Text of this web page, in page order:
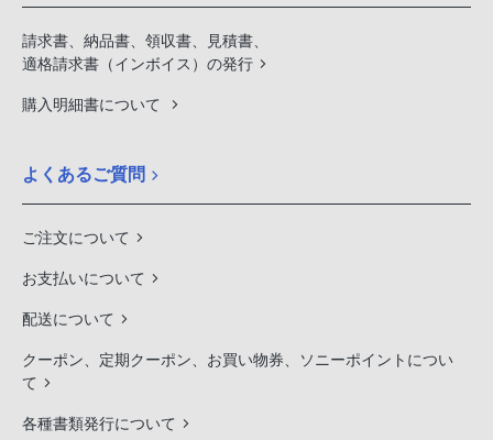
請求書、納品書、領収書、見積書、
適格請求書（インボイス）の発行
購入明細書について
よくあるご質問
ご注文について
お支払いについて
配送について
クーポン、定期クーポン、お買い物券、ソニーポイントについ
て
各種書類発行について